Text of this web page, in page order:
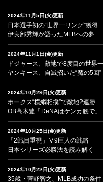
2024年11月5日(火)更新
日本選手初の“世界一リング”獲得
伊良部秀輝が語ったMLBへの夢
2024年11月1日(金)更新
ドジャース、敵地で8度目の世界一
ヤンキース、自滅招いた“魔の5回”
2024年10月29日(火)更新
ホークス“横綱相撲”で敵地2連勝
OB高木豊「DeNAはケンカ腰で」
2024年10月25日(金)更新
「2戦目重視」Ⅴ9巨人の戦略
日本シリーズ必勝法を読み解く
2024年10月22日(火)更新
35歳・菅野智之、MLB成功の条件